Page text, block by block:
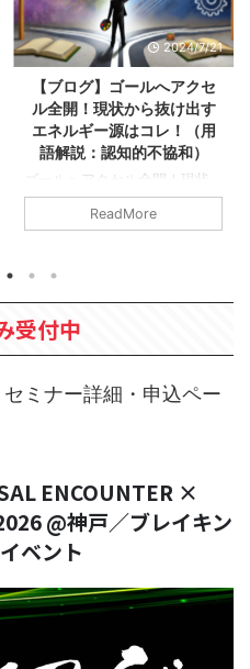
2024/7/21
【ブログ】ゴールへアクセ
ル全開！現状から抜け出す
エネルギー源はコレ！（用
語解説：認知的不協和）
ゴールへアクセル全開！現状
から抜け出すエネルギー源は
コレ！（用語解説：認知的不
てお話ししたいと思います。
認知的不協和とは？ この言葉
を聞いたことがある方も多い
いただいてもいいかな思いま
す。 認知的不協和ですが、
ここに不協和を感じるわけで
す。これがまさに認知的不協
和です。 ゲシュタルトは一つ
しか維持できない 我々のマイ
ReadMore
受付中
ミナー詳細・申込ペー
ENCOUNTER ×
@神戸／ブレイキン
ベント